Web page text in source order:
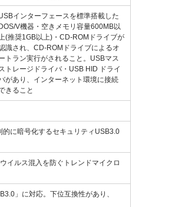
インターフェースを標準搭載した
DOS/V機器・空きメモリ容量600MB以
(推奨1GB以上)・CD-ROMドライブが
識され、CD-ROMドライブによるオ
トラン実行がされること。USBマス
トレージドライバ・USB HID ドライ
があり、インターネット環境に接続
きること
に暗号化するセキュリティUSB3.0
イルス混入を防ぐトレンドマイクロ
」に対応。下位互換性があり、